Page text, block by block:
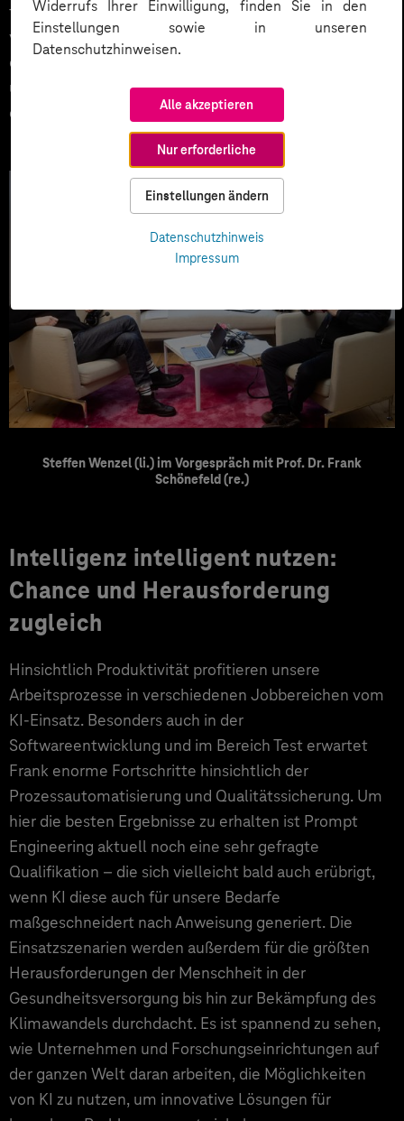
Widerrufs Ihrer Einwilligung, finden Sie in den
Einstellungen sowie in unseren
Datenschutzhinweisen.
Alle akzeptieren
Nur erforderliche
Einstellungen ändern
Datenschutzhinweis
Impressum
treiben ebenfalls KI-Anwendungen in Deutschland
voran. Die Frage nach der digitalen Souveränität und
der Fähigkeit, KI-Modelle auf europäische Sprachen
und Regulierungsbedingungen anzupassen, gewinnt
dabei zunehmend an Relevanz.
Steffen Wenzel (li.) im Vorgespräch mit Prof. Dr. Frank
Schönefeld (re.)
Intelligenz intelligent nutzen:
Chance und Herausforderung
zugleich
Hinsichtlich Produktivität profitieren unsere
Arbeitsprozesse in verschiedenen Jobbereichen vom
KI-Einsatz. Besonders auch in der
Softwareentwicklung und im Bereich Test erwartet
Frank enorme Fortschritte hinsichtlich der
Prozessautomatisierung und Qualitätssicherung. Um
hier die besten Ergebnisse zu erhalten ist Prompt
Engineering aktuell noch eine sehr gefragte
Qualifikation – die sich vielleicht bald auch erübrigt,
wenn KI diese auch für unsere Bedarfe
maßgeschneidert nach Anweisung generiert. Die
Einsatzszenarien werden außerdem für die größten
Herausforderungen der Menschheit in der
Gesundheitsversorgung bis hin zur Bekämpfung des
Klimawandels durchdacht. Es ist spannend zu sehen,
wie Unternehmen und Forschungseinrichtungen auf
der ganzen Welt daran arbeiten, die Möglichkeiten
von KI zu nutzen, um innovative Lösungen für